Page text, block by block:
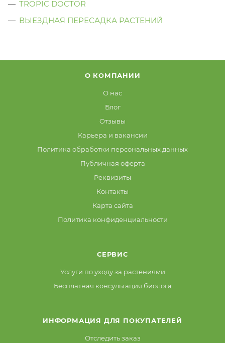
TROPIC DOCTOR
ВЫЕЗДНАЯ ПЕРЕСАДКА РАСТЕНИЙ
О КОМПАНИИ
О нас
Блог
Отзывы
Карьера и вакансии
Политика обработки персональных данных
Публичная оферта
Реквизиты
Контакты
Карта сайта
Политика конфиденциальности
СЕРВИС
Услуги по уходу за растениями
Бесплатная консультация биолога
ИНФОРМАЦИЯ ДЛЯ ПОКУПАТЕЛЕЙ
Отследить заказ